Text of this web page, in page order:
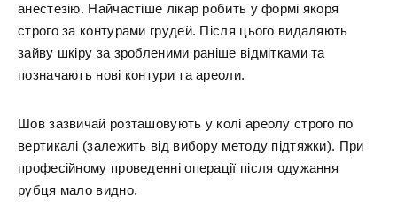
анестезію. Найчастіше лікар робить у формі якоря
строго за контурами грудей. Після цього видаляють
зайву шкіру за зробленими раніше відмітками та
позначають нові контури та ареоли.
Шов зазвичай розташовують у колі ареолу строго по
вертикалі (залежить від вибору методу підтяжки). При
професійному проведенні операції після одужання
рубця мало видно.